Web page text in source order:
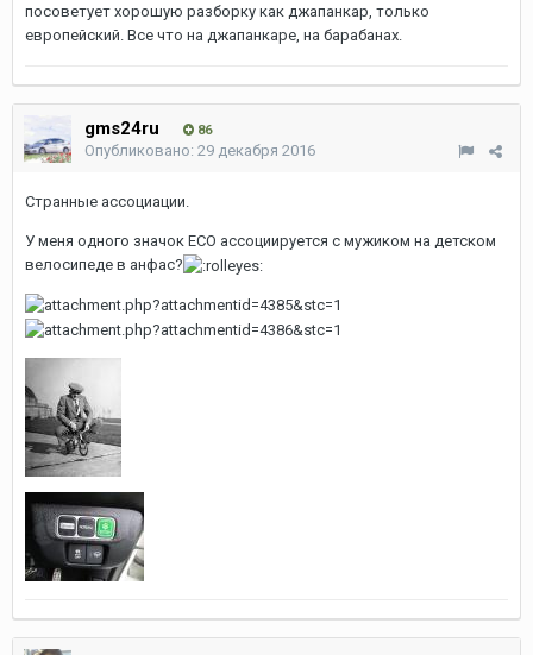
посоветует хорошую разборку как джапанкар, только
европейский. Все что на джапанкаре, на барабанах.
gms24ru 86
Опубликовано: 29 декабря 2016
Странные ассоциации.
У меня одного значок ECO ассоциируется с мужиком на детском
велосипеде в анфас?